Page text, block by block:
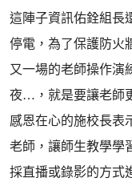
這陣子資訊佑銓組長
停電，為了保護防火
又一場的老師操作演
夜…，就是要讓老師
感恩在心的施校長表
老師，讓師生教學學
採直播或錄影的方式